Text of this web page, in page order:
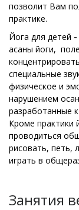
позволит Вам
практике.
Йога для детей -
асаны йоги,
специальные
физическое и
нарушением
разработанные
Кроме практики
проводиться
рисовать, петь,
играть в
Занятия